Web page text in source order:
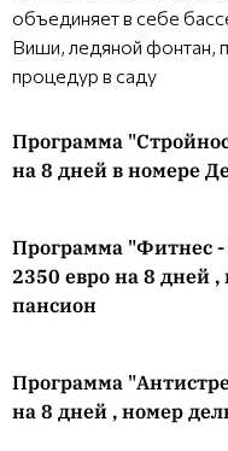
объединяет в себе
Виши, ледяной фонтан,
процедур в саду
Программа
на 8 дней в номере
Программа "Фитнес -
2350 евро на 8 дней
пансион
Программа
на 8 дней , номер